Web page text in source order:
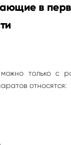
в
можно только с
относятся: